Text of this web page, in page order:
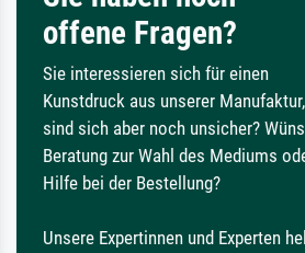
offene Fragen?
Sie interessieren sich für einen
Kunstdruck aus unserer Manufaktur,
sind sich aber noch unsicher?
Beratung zur Wahl des Mediums
Hilfe bei der Bestellung?
Unsere Expertinnen und Experten